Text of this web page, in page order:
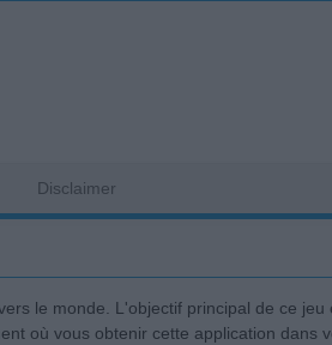
Disclaimer
le monde. L'objectif principal de ce jeu
où vous obtenir cette application dans